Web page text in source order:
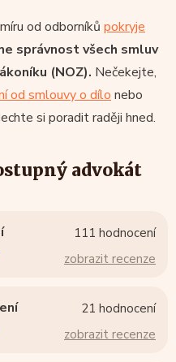
od odborníků pokryje
správnost všech smluv
(NOZ). Nečekejte,
od smlouvy o dílo nebo
si poradit raději hned.
advokát
111 hodnocení
zobrazit recenze
21 hodnocení
zobrazit recenze